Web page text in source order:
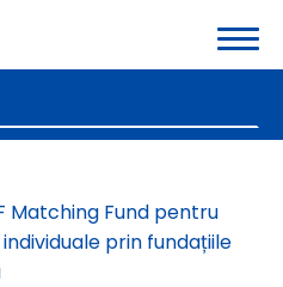
Matching Fund pentru
prin fundațiile